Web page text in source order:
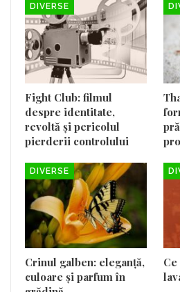
DIVERSE
Fight Club: filmul
despre identitate,
revoltă și pericolul
pierderii controlului
DIVERSE
Crinul galben: eleganță,
culoare și parfum în